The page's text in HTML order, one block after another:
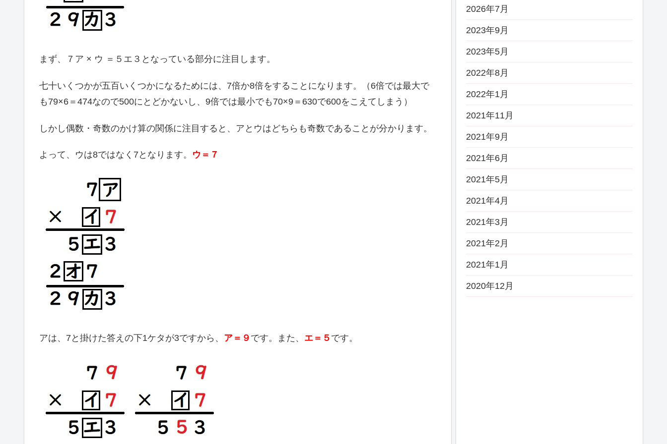
まず、７ア × ウ ＝５エ３となっている部分に注目します。
七十いくつかが五百いくつかになるためには、7倍か8倍をすることになります。（6倍では最大で
も79×6＝474なので500にとどかないし、9倍では最小でも70×9＝630で600をこえてしまう）
しかし偶数・奇数のかけ算の関係に注目すると、アとウはどちらも奇数であることが分かります。
よって、ウは8ではなく7となります。 ウ＝７
アは、7と掛けた答えの下1ケタが3ですから、 ア＝９ です。また、 エ＝５ です。
2026年7月
2023年9月
2023年5月
2022年8月
2022年1月
2021年11月
2021年9月
2021年6月
2021年5月
2021年4月
2021年3月
2021年2月
2021年1月
2020年12月